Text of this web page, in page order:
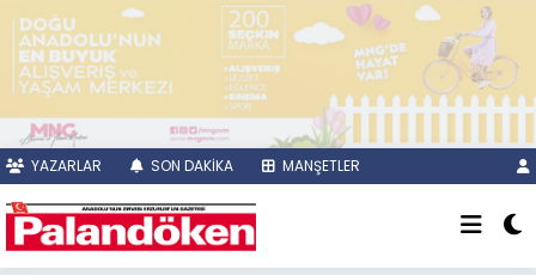
YAZARLAR SON DAKİKA MANŞETLER